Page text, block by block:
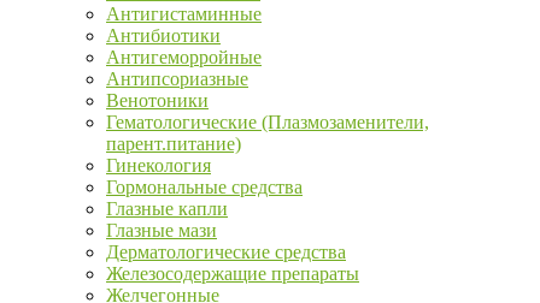
Антигистаминные
Антибиотики
Антигеморройные
Антипсориазные
Венотоники
Гематологические (Плазмозаменители,
парент.питание)
Гинекология
Гормональные средства
Глазные капли
Глазные мази
Дерматологические средства
Железосодержащие препараты
Желчегонные